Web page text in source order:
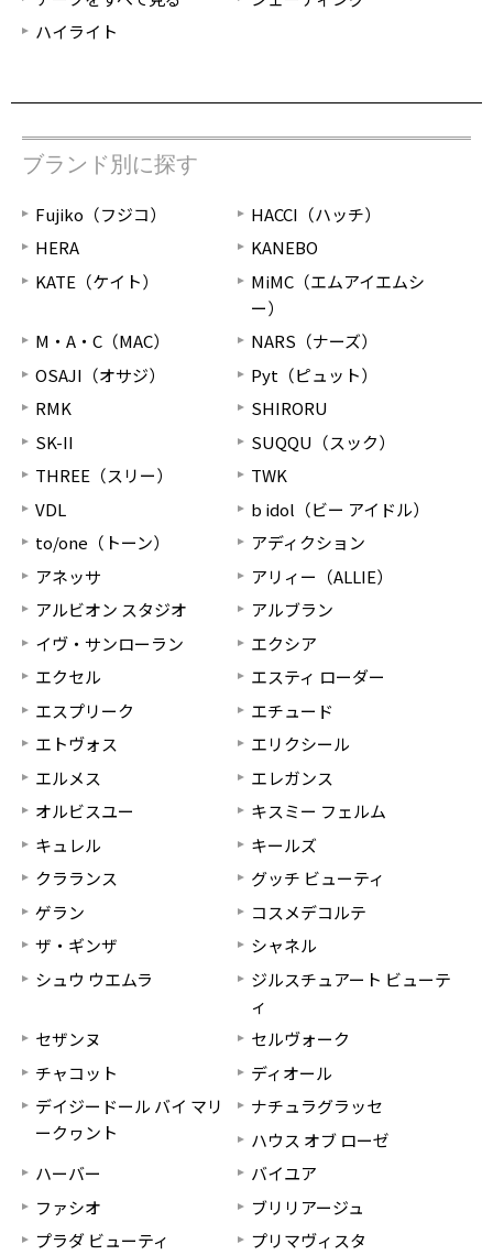
ハイライト
ブランド別に探す
Fujiko（フジコ）
HACCI（ハッチ）
HERA
KANEBO
KATE（ケイト）
MiMC（エムアイエムシ
ー）
M・A・C（MAC）
NARS（ナーズ）
OSAJI（オサジ）
Pyt（ピュット）
RMK
SHIRORU
SK-II
SUQQU（スック）
THREE（スリー）
TWK
VDL
b idol（ビー アイドル）
to/one（トーン）
アディクション
アネッサ
アリィー（ALLIE）
アルビオン スタジオ
アルブラン
イヴ・サンローラン
エクシア
エクセル
エスティ ローダー
エスプリーク
エチュード
エトヴォス
エリクシール
エルメス
エレガンス
オルビスユー
キスミー フェルム
キュレル
キールズ
クラランス
グッチ ビューティ
ゲラン
コスメデコルテ
ザ・ギンザ
シャネル
シュウ ウエムラ
ジルスチュアート ビューテ
ィ
セザンヌ
セルヴォーク
チャコット
ディオール
デイジードール バイ マリ
ークヮント
ナチュラグラッセ
ハウス オブ ローゼ
ハーバー
バイユア
ファシオ
ブリリアージュ
プラダ ビューティ
プリマヴィスタ